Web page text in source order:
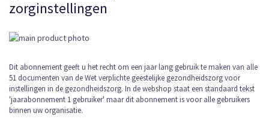
zorginstellingen
Ga
het
einde
van
de
afbeeldingen-
Ga
naar
het
begin
van
Dit abonnement geeft u het recht om een jaar lang gebruik te maken van alle
51 documenten van de Wet verplichte geestelijke gezondheidszorg voor
instellingen in de gezondheidszorg. In de webshop staat een standaard tekst
'jaarabonnement 1 gebruiker' maar dit abonnement is voor alle gebruikers
binnen uw organisatie.